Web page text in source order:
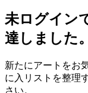
未ログイン
達しました。
新たにアートをお
に入リストを整理
さい。